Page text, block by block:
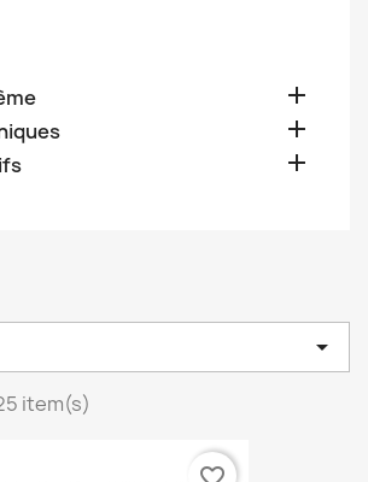




item(s)